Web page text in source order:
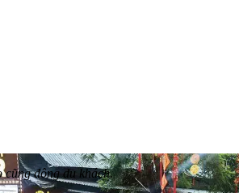
đông du khách.